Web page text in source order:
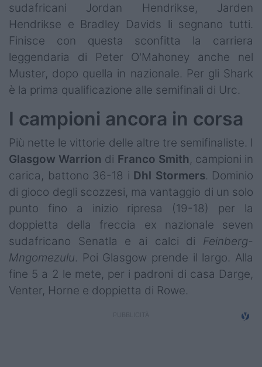
sudafricani Jordan Hendrikse, Jarden
Hendrikse e Bradley Davids li segnano tutti.
Finisce con questa sconfitta la carriera
leggendaria di Peter O'Mahoney anche nel
Muster, dopo quella in nazionale. Per gli Shark
è la prima qualificazione alle semifinali di Urc.
I campioni ancora in corsa
Più nette le vittorie delle altre tre semifinaliste. I
Glasgow Warrion di Franco Smith, campioni in
carica, battono 36-18 i Dhl Stormers. Dominio
di gioco degli scozzesi, ma vantaggio di un solo
punto fino a inizio ripresa (19-18) per la
doppietta della freccia ex nazionale seven
sudafricano Senatla e ai calci di Feinberg-
Mngomezulu. Poi Glasgow prende il largo. Alla
fine 5 a 2 le mete, per i padroni di casa Darge,
Venter, Horne e doppietta di Rowe.